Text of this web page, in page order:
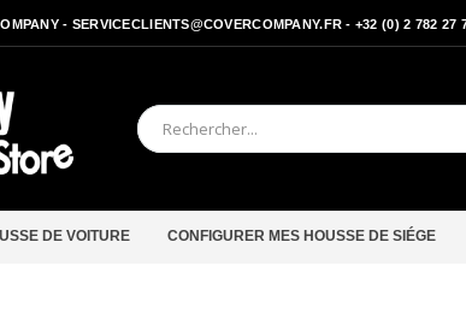
- SERVICECLIENTS@COVERCOMPANY.FR - +32 (0) 2 782 27
DE VOITURE CONFIGURER MES HOUSSE DE SIÉGE